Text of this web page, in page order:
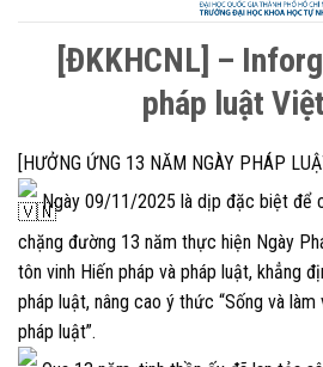
[ĐKKHCNL] –
pháp luật
[HƯỞNG ỨNG 13 NĂM NGÀY PHÁP
Ngày 09/11/2025 là dịp đặc biệt để
chặng đường 13 năm thực hiện Ngày
tôn vinh Hiến pháp và pháp luật, khẳng
pháp luật, nâng cao ý thức “Sống và
pháp luật”.